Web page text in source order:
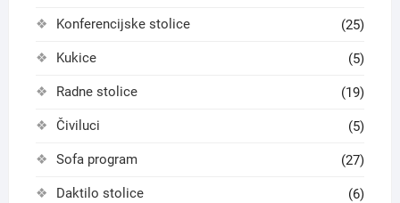
Konferencijske stolice (25)
Kukice (5)
Radne stolice (19)
Čiviluci (5)
Sofa program (27)
Daktilo stolice (6)